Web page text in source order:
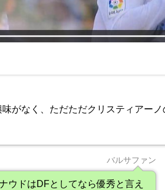
味がなく、ただただクリスティアー
バルサファン
ウドはDFとしてなら優秀と言え